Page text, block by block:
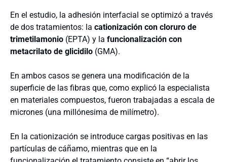
En el estudio, la adhesión interfacial se optimizó a través
de dos tratamientos: la cationización con cloruro de
trimetilamonio (EPTA) y la funcionalización con
metacrilato de glicidilo (GMA).
En ambos casos se genera una modificación de la
superficie de las fibras que, como explicó la especialista
en materiales compuestos, fueron trabajadas a escala de
micrones (una millónesima de milímetro).
En la cationización se introduce cargas positivas en las
partículas de cáñamo, mientras que en la